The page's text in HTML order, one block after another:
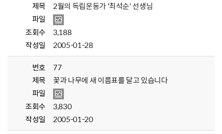
제목
2월의 독립운동가 '최석순' 선생님
파일
조회수
3,188
작성일
2005-01-28
번호
77
제목
꽃과 나무에 새 이름표를 달고 있습니다
파일
조회수
3,830
작성일
2005-01-20